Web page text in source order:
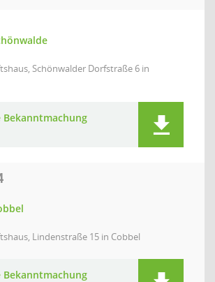
Schönwalder Dorfstraße 6 in
Lindenstraße 15 in Cobbel